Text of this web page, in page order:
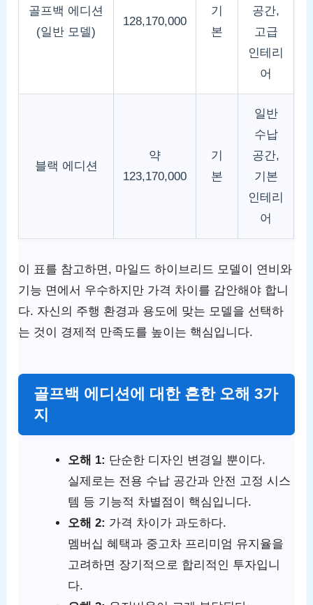
골프백 에디션
(일반 모델)
128,170,000
기
본
공간,
고급
인테리
어
블랙 에디션
약
123,170,000
기
본
일반
수납
공간,
기본
인테리
어
이 표를 참고하면, 마일드 하이브리드 모델이 연비와
기능 면에서 우수하지만 가격 차이를 감안해야 합니
다. 자신의 주행 환경과 용도에 맞는 모델을 선택하
는 것이 경제적 만족도를 높이는 핵심입니다.
골프백 에디션에 대한 흔한 오해 3가
지
오해 1: 단순한 디자인 변경일 뿐이다.
실제로는 전용 수납 공간과 안전 고정 시스
템 등 기능적 차별점이 핵심입니다.
오해 2: 가격 차이가 과도하다.
멤버십 혜택과 중고차 프리미엄 유지율을
고려하면 장기적으로 합리적인 투자입니
다.